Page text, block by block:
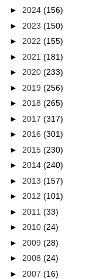
► 2024 (156)
► 2023 (150)
► 2022 (155)
► 2021 (181)
► 2020 (233)
► 2019 (256)
► 2018 (265)
► 2017 (317)
► 2016 (301)
► 2015 (230)
► 2014 (240)
► 2013 (157)
► 2012 (101)
► 2011 (33)
► 2010 (24)
► 2009 (28)
► 2008 (24)
► 2007 (16)